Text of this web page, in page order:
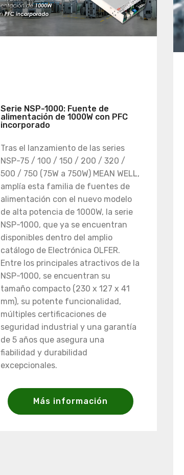
Serie NSP-1000: Fuente de
alimentación de 1000W con PFC
incorporado
Tras el lanzamiento de las series
NSP-75 / 100 / 150 / 200 / 320 /
500 / 750 (75W a 750W) MEAN WELL,
amplía esta familia de fuentes de
alimentación con el nuevo modelo
de alta potencia de 1000W, la serie
NSP-1000, que ya se encuentran
disponibles dentro del amplio
catálogo de Electrónica OLFER.
Entre los principales atractivos de la
NSP-1000, se encuentran su
tamaño compacto (230 x 127 x 41
mm), su potente funcionalidad,
múltiples certificaciones de
seguridad industrial y una garantía
de 5 años que asegura una
fiabilidad y durabilidad
excepcionales.
Más información